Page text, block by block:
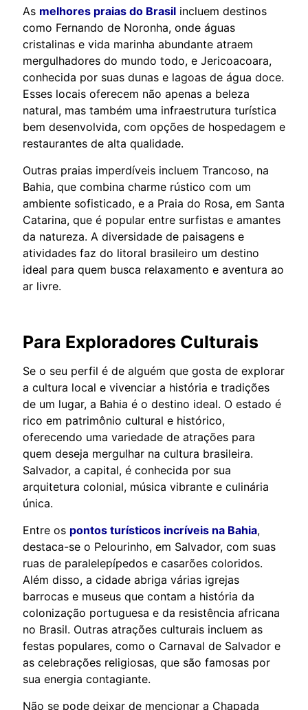
As melhores praias do Brasil incluem destinos
como Fernando de Noronha, onde águas
cristalinas e vida marinha abundante atraem
mergulhadores do mundo todo, e Jericoacoara,
conhecida por suas dunas e lagoas de água doce.
Esses locais oferecem não apenas a beleza
natural, mas também uma infraestrutura turística
bem desenvolvida, com opções de hospedagem e
restaurantes de alta qualidade.
Outras praias imperdíveis incluem Trancoso, na
Bahia, que combina charme rústico com um
ambiente sofisticado, e a Praia do Rosa, em Santa
Catarina, que é popular entre surfistas e amantes
da natureza. A diversidade de paisagens e
atividades faz do litoral brasileiro um destino
ideal para quem busca relaxamento e aventura ao
ar livre.
Para Exploradores Culturais
Se o seu perfil é de alguém que gosta de explorar
a cultura local e vivenciar a história e tradições
de um lugar, a Bahia é o destino ideal. O estado é
rico em patrimônio cultural e histórico,
oferecendo uma variedade de atrações para
quem deseja mergulhar na cultura brasileira.
Salvador, a capital, é conhecida por sua
arquitetura colonial, música vibrante e culinária
única.
Entre os pontos turísticos incríveis na Bahia,
destaca-se o Pelourinho, em Salvador, com suas
ruas de paralelepípedos e casarões coloridos.
Além disso, a cidade abriga várias igrejas
barrocas e museus que contam a história da
colonização portuguesa e da resistência africana
no Brasil. Outras atrações culturais incluem as
festas populares, como o Carnaval de Salvador e
as celebrações religiosas, que são famosas por
sua energia contagiante.
Não se pode deixar de mencionar a Chapada